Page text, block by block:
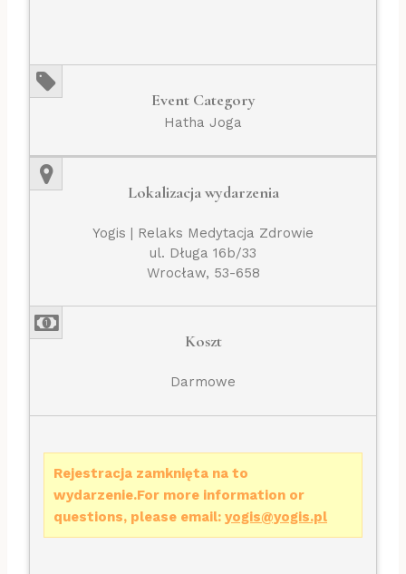
Event Category
Hatha Joga
Lokalizacja wydarzenia
Yogis | Relaks Medytacja Zdrowie
ul. Długa 16b/33
Wrocław, 53-658
Koszt
Darmowe
Rejestracja zamknięta na to
wydarzenie.For more information or
questions, please email: yogis@yogis.pl